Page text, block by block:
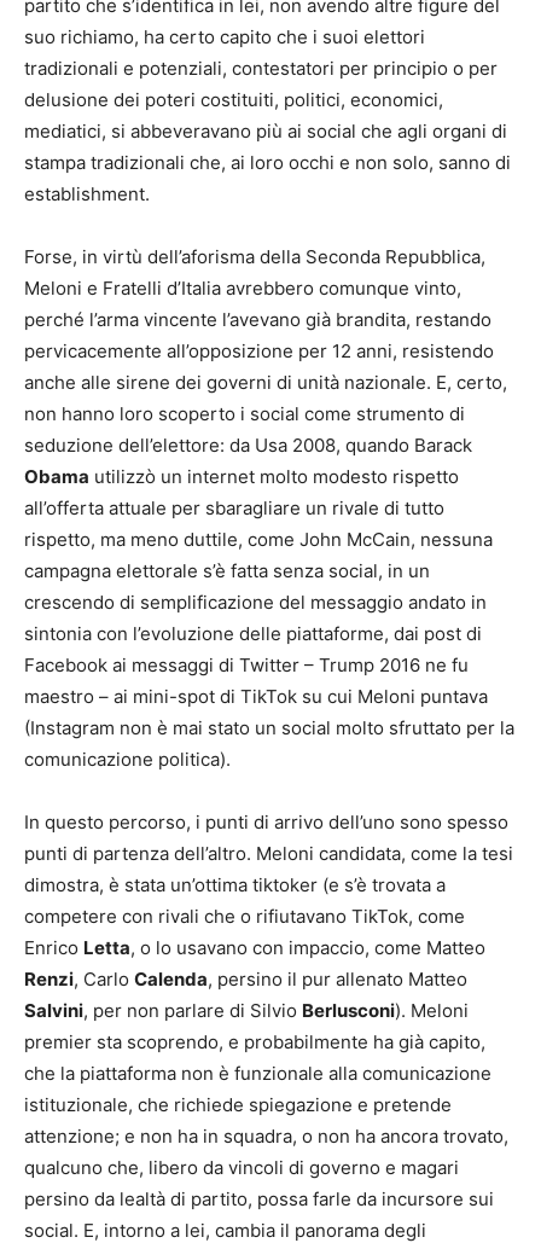
partito che s’identifica in lei, non avendo altre figure del
suo richiamo, ha certo capito che i suoi elettori
tradizionali e potenziali, contestatori per principio o per
delusione dei poteri costituiti, politici, economici,
mediatici, si abbeveravano più ai social che agli organi di
stampa tradizionali che, ai loro occhi e non solo, sanno di
establishment.
Forse, in virtù dell’aforisma della Seconda Repubblica,
Meloni e Fratelli d’Italia avrebbero comunque vinto,
perché l’arma vincente l’avevano già brandita, restando
pervicacemente all’opposizione per 12 anni, resistendo
anche alle sirene dei governi di unità nazionale. E, certo,
non hanno loro scoperto i social come strumento di
seduzione dell’elettore: da Usa 2008, quando Barack
Obama utilizzò un internet molto modesto rispetto
all’offerta attuale per sbaragliare un rivale di tutto
rispetto, ma meno duttile, come John McCain, nessuna
campagna elettorale s’è fatta senza social, in un
crescendo di semplificazione del messaggio andato in
sintonia con l’evoluzione delle piattaforme, dai post di
Facebook ai messaggi di Twitter – Trump 2016 ne fu
maestro – ai mini-spot di TikTok su cui Meloni puntava
(Instagram non è mai stato un social molto sfruttato per la
comunicazione politica).
In questo percorso, i punti di arrivo dell’uno sono spesso
punti di partenza dell’altro. Meloni candidata, come la tesi
dimostra, è stata un’ottima tiktoker (e s’è trovata a
competere con rivali che o rifiutavano TikTok, come
Enrico Letta, o lo usavano con impaccio, come Matteo
Renzi, Carlo Calenda, persino il pur allenato Matteo
Salvini, per non parlare di Silvio Berlusconi). Meloni
premier sta scoprendo, e probabilmente ha già capito,
che la piattaforma non è funzionale alla comunicazione
istituzionale, che richiede spiegazione e pretende
attenzione; e non ha in squadra, o non ha ancora trovato,
qualcuno che, libero da vincoli di governo e magari
persino da lealtà di partito, possa farle da incursore sui
social. E, intorno a lei, cambia il panorama degli